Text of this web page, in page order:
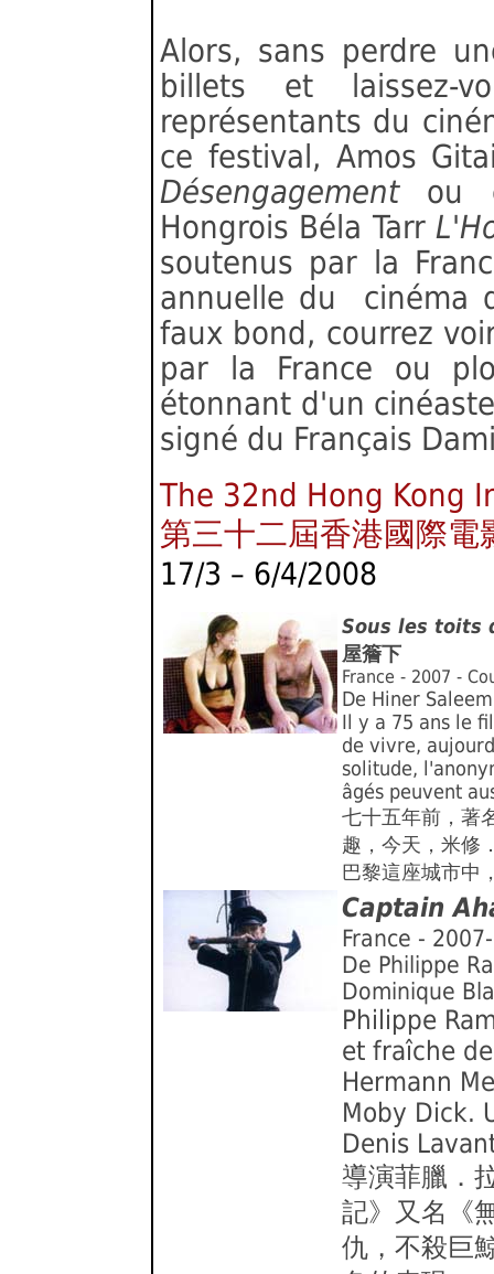
Alors, sans perdre
billets et laissez-
représentants du
ce festival, Amos
Désengagement ou
Hongrois Béla Tarr
soutenus par la
annuelle du cinéma
faux bond, courrez
par la France ou
étonnant d'un
signé du Français
The 32nd Hong Kong
第三十二屆香港國際
17/3 – 6/4/2008
Sous les toits
屋簷下
France - 2007 -
De Hiner
Il y a 75 ans le
de vivre,
solitude,
âgés peuvent
七十五年前，著
趣，今天，米修
巴黎這座城市中
Captain
France -
De Philippe
Dominique
Philippe
et fraîche
Hermann
Moby Dick.
Denis
導演菲臘．
記》又名《
仇，不殺巨